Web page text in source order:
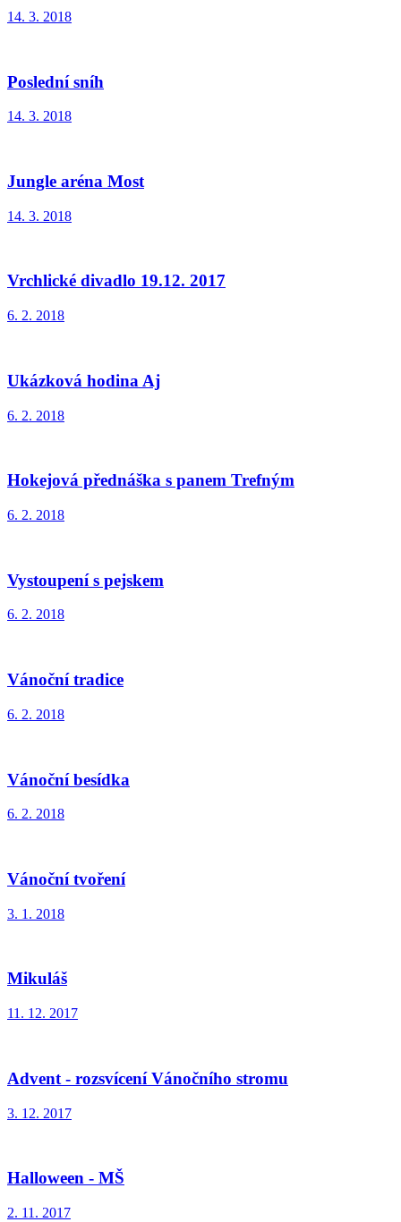
14. 3. 2018
Poslední sníh
14. 3. 2018
Jungle aréna Most
14. 3. 2018
Vrchlické divadlo 19.12. 2017
6. 2. 2018
Ukázková hodina Aj
6. 2. 2018
Hokejová přednáška s panem Trefným
6. 2. 2018
Vystoupení s pejskem
6. 2. 2018
Vánoční tradice
6. 2. 2018
Vánoční besídka
6. 2. 2018
Vánoční tvoření
3. 1. 2018
Mikuláš
11. 12. 2017
Advent - rozsvícení Vánočního stromu
3. 12. 2017
Halloween - MŠ
2. 11. 2017